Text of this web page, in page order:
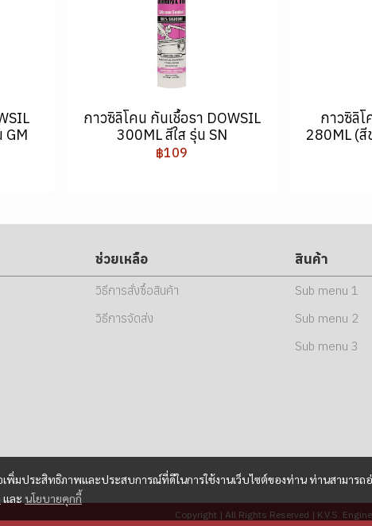
GM
กาวซิลิโคน กันเชื้อรา DOWSIL
300ML สีใส รุ่น SN
฿109
กาวซิลิ
280ML (สี
เพิ่มประสิทธิภาพและประสบการณ์ที่ดีในการใช้งานเว็บไซต์ของท่าน ท่านสามารถ
และ นโยบายคุกกี้
ช่วยเหลือ
วิธีการสั่งซื้อสินค้า
วิธีการจัดส่ง
สินค้า
Sub menu 1
Sub menu 2
Sub menu 3
Copyright | All Rights Reserved | K.V.S.